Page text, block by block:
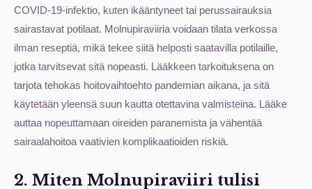
COVID-19-infektio, kuten ikääntyneet tai perussairauksia
sairastavat potilaat. Molnupiraviiria voidaan tilata verkossa
ilman reseptiä, mikä tekee siitä helposti saatavilla potilaille,
jotka tarvitsevat sitä nopeasti. Lääkkeen tarkoituksena on
tarjota tehokas hoitovaihtoehto pandemian aikana, ja sitä
käytetään yleensä suun kautta otettavina valmisteina. Lääke
auttaa nopeuttamaan oireiden paranemista ja vähentää
sairaalahoitoa vaativien komplikaatioiden riskiä.
2. Miten Molnupiraviiri tulisi